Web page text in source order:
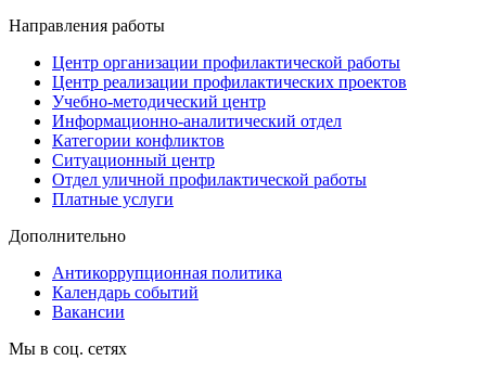
Направления работы
Центр организации профилактической работы
Центр реализации профилактических проектов
Учебно-методический центр
Информационно-аналитический отдел
Категории конфликтов
Ситуационный центр
Отдел уличной профилактической работы
Платные услуги
Дополнительно
Антикоррупционная политика
Календарь событий
Вакансии
Мы в соц. сетях